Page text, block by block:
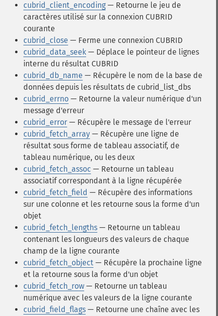
cubrid_client_encoding — Retourne le jeu de
caractères utilisé sur la connexion CUBRID
courante
cubrid_close — Ferme une connexion CUBRID
cubrid_data_seek — Déplace le pointeur de lignes
interne du résultat CUBRID
cubrid_db_name — Récupère le nom de la base de
données depuis les résultats de cubrid_list_dbs
cubrid_errno — Retourne la valeur numérique d'un
message d'erreur
cubrid_error — Récupère le message de l'erreur
cubrid_fetch_array — Récupère une ligne de
résultat sous forme de tableau associatif, de
tableau numérique, ou les deux
cubrid_fetch_assoc — Retourne un tableau
associatif correspondant à la ligne récupérée
cubrid_fetch_field — Récupère des informations
sur une colonne et les retourne sous la forme d'un
objet
cubrid_fetch_lengths — Retourne un tableau
contenant les longueurs des valeurs de chaque
champ de la ligne courante
cubrid_fetch_object — Récupère la prochaine ligne
et la retourne sous la forme d'un objet
cubrid_fetch_row — Retourne un tableau
numérique avec les valeurs de la ligne courante
cubrid_field_flags — Retourne une chaîne avec les